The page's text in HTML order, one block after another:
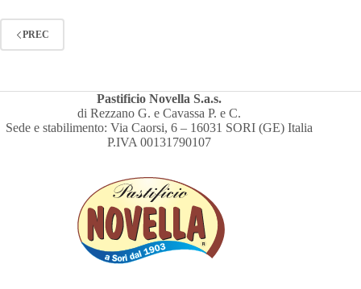
PREC
Pastificio Novella S.a.s.
di Rezzano G. e Cavassa P. e C.
Sede e stabilimento: Via Caorsi, 6 – 16031 SORI (GE) Italia
P.IVA 00131790107